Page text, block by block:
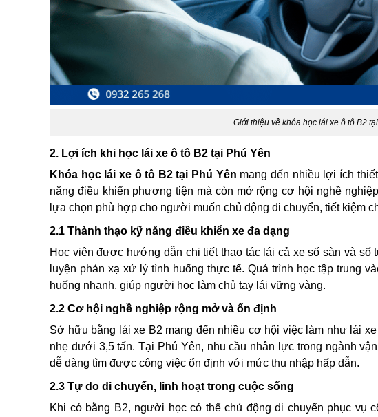
Giới thiệu về khóa học lái xe ô tô B2
2. Lợi ích khi học lái xe ô tô B2 tại Phú Yên
Khóa học lái xe ô tô B2 tại Phú Yên mang đến nhiều lợi ích
năng điều khiển phương tiện mà còn mở rộng cơ hội nghề
lựa chọn phù hợp cho người muốn chủ động di chuyển, tiết kiệm
2.1 Thành thạo kỹ năng điều khiển xe đa dạng
Học viên được hướng dẫn chi tiết thao tác lái cả xe số sàn và số
luyện phản xạ xử lý tình huống thực tế. Quá trình học tập trung
huống nhanh, giúp người học làm chủ tay lái vững vàng.
2.2 Cơ hội nghề nghiệp rộng mở và ổn định
Sở hữu bằng lái xe B2 mang đến nhiều cơ hội việc làm như lái
nhẹ dưới 3,5 tấn. Tại Phú Yên, nhu cầu nhân lực trong ngành
dễ dàng tìm được công việc ổn định với mức thu nhập hấp dẫn.
2.3 Tự do di chuyển, linh hoạt trong cuộc sống
Khi có bằng B2, người học có thể chủ động di chuyển phục vụ